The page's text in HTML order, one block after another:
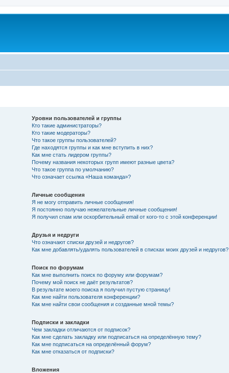
Уровни пользователей и группы
Кто такие администраторы?
Кто такие модераторы?
Что такое группы пользователей?
Где находятся группы и как мне вступить в них?
Как мне стать лидером группы?
Почему названия некоторых групп имеют разные цвета?
Что такое группа по умолчанию?
Что означает ссылка «Наша команда»?
Личные сообщения
Я не могу отправить личные сообщения!
Я постоянно получаю нежелательные личные сообщения!
Я получил спам или оскорбительный email от кого-то с этой конференции!
Друзья и недруги
Что означают списки друзей и недругов?
Как мне добавлять/удалять пользователей в списках моих друзей и недругов?
Поиск по форумам
Как мне выполнить поиск по форуму или форумам?
Почему мой поиск не даёт результатов?
В результате моего поиска я получил пустую страницу!
Как мне найти пользователя конференции?
Как мне найти свои сообщения и созданные мной темы?
Подписки и закладки
Чем закладки отличаются от подписок?
Как мне сделать закладку или подписаться на определённую тему?
Как мне подписаться на определённый форум?
Как мне отказаться от подписки?
Вложения